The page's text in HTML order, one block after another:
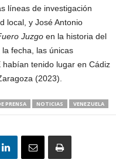
líneas de investigación
local, y José Antonio
Juzgo en la historia del
fecha, las únicas
tenido lugar en Cádiz
(2023).
PRENSA NOTICIAS VENEZUELA